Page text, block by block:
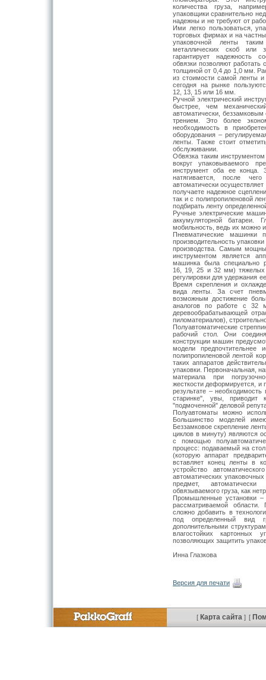
количества груза,
упаковщики сравнительно
надежны и не требуют от
Ими легко пользоваться,
торговых фирмах и на
упаковочной ленты
металлических скоб или
гарантирует надежность
обвязки позволяют
толщиной от 0,4 до 1,0 мм.
из стоимости самой ленты
сегодня на рынке
12, 13, 15 или 16 мм.
Ручной электрический
быстрее, чем
автоматически,
трением. Это более
необходимость в
оборудования –
ленты. Также стоит
обслуживании.
Обвязка таким
вокруг упаковываемого
инструмент оба ее
натягивается, после
автоматически
получаете надежное
так и с полипропиленовой
подбирать ленту
Ручные электрические
аккумуляторной батареи.
мобильность, ведь их можно
Пневматические машинки
производительность
производства. Самым
инструментом является
машинка была специально
16, 19, 25 и 32 мм) тяжелых
регулировки для удержания
Время скрепления и
вида ленты. За счет
возможным достижение
аналогов по работе с 32
деревообрабатывающей
пиломатериалов),
Полуавтоматические
рабочий стол. Они
конструкции машин
модели предпочтительнее
полипропиленовой лентой
таких аппаратов
упаковки. Первоначальная,
материала при
жесткости деформируется, и
результате –
старинке", увы, приводит
"подмоченной" деловой
Полуавтоматы можно
Большинство моделей
Беззамковое скрепление
циклов в минуту) являются
с помощью
процесс: подаваемый на
(которую аппарат
вставляет конец ленты в
устройство
автоматических
предмет, автоматически
обвязываемого груза, как
Промышленные установки
рассматриваемой
сложно добавить в
под определенный вид
дополнительными
влагостойких
позволяющих защитить
Инна Глазкова
Версия для печати
[ Карта сайта ] [